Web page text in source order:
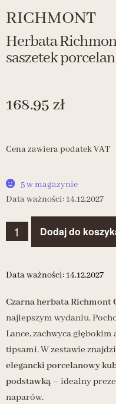
RICHMONT
Herbata
saszetek
168.95 zł
Cena zawiera podatek VAT
5 w magazynie
Data ważności: 14.12.2027
Dodaj do
Data ważności: 14.12.2027
Czarna herbata Richmont
najlepszym wydaniu.
Lance, zachwyca
tipsami. W zestawie
elegancki porcelanowy
podstawką – idealny
naparów.